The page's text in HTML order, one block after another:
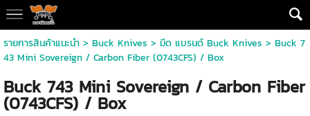
รายการสินค้าแนะนำ> Buck Knives > มีด แบรนด์ Buck Knives > Buck 7
43 Mini Sovereign / Carbon Fiber (0743CFS) / Box
Buck 743 Mini Sovereign / Carbon Fiber
(0743CFS) / Box